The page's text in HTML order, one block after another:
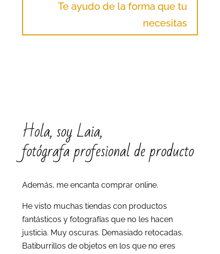
Te ayudo de la forma que tu
necesitas
Hola, soy Laia,
fotógrafa profesional de producto
Además, me encanta comprar online.
He visto muchas tiendas con productos
fantásticos y fotografías que no les hacen
justicia. Muy oscuras. Demasiado retocadas.
Batiburrillos de objetos en los que no eres